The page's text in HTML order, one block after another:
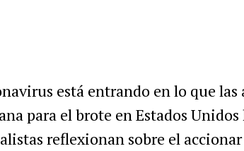
está entrando en lo que
para el brote en Estados
reflexionan sobre el